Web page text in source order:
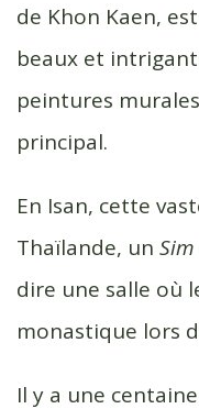
b
o
k
t
e
a
g
r
de Khon Kaen,
beaux et
peintures
principal.
En Isan, cette
Thaïlande, un Sim
dire une salle où
monastique lors
Il y a une